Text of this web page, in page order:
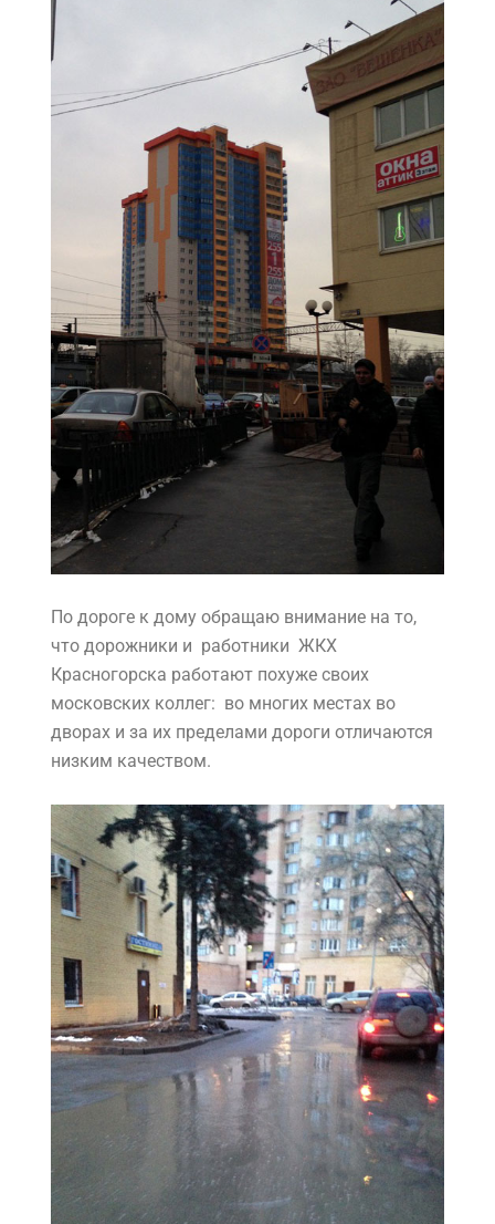
По дороге к дому обращаю внимание на то,
что дорожники и работники ЖКХ
Красногорска работают похуже своих
московских коллег: во многих местах во
дворах и за их пределами дороги отличаются
низким качеством.